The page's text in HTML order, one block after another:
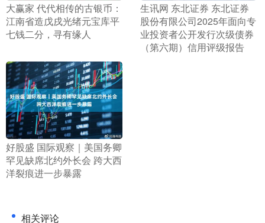
​大赢家 代代相传的古银币：
江南省造戊戌光绪元宝库平
七钱二分，寻有缘人
​生讯网 东北证券 东北证券
股份有限公司2025年面向专
业投资者公开发行次级债券
（第六期）信用评级报告
​好股盛 国际观察｜美国务卿
罕见缺席北约外长会 跨大西
洋裂痕进一步暴露
相关评论